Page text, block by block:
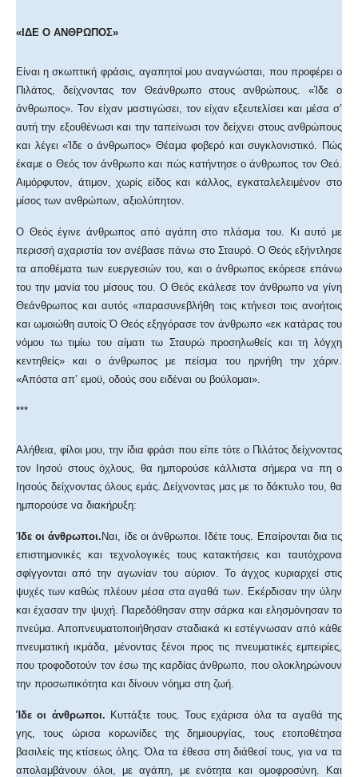
«ΙΔΕ Ο ΑΝΘΡΩΠΟΣ»
Είναι η σκωπτική φράσις, αγαπητοί μου αναγνώσται, που προφέρει ο
Πιλάτος, δείχνοντας τον Θεάνθρωπο στους ανθρώπους. «Ίδε ο
άνθρωπος». Τον είχαν μαστιγώσει, τον είχαν εξευτελίσει και μέσα σ’
αυτή την εξουθένωσι και την ταπείνωσι τον δείχνει στους ανθρώπους
και λέγει «Ίδε ο άνθρωπος» Θέαμα φοβερό και συγκλονιστικό. Πώς
έκαμε ο Θεός τον άνθρωπο και πώς κατήντησε ο άνθρωπος τον Θεό.
Αιμόρφυτον, άτιμον, χωρίς είδος και κάλλος, εγκαταλελειμένον στο
μίσος των ανθρώπων, αξιολύπητον.
Ο Θεός έγινε άνθρωπος από αγάπη στο πλάσμα του. Κι αυτό με
περισσή αχαριστία τον ανέβασε πάνω στο Σταυρό. Ο Θεός εξήντλησε
τα αποθέματα των ευεργεσιών του, και ο άνθρωπος εκόρεσε επάνω
του την μανία του μίσους του. Ο Θεός εκάλεσε τον άνθρωπο να γίνη
Θεάνθρωπος και αυτός «παρασυνεβλήθη τοις κτήνεσι τοις ανοήτοις
και ωμοιώθη αυτοίς Ό Θεός εξηγόρασε τον άνθρωπο «εκ κατάρας του
νόμου τω τιμίω του αίματι τω Σταυρώ προσηλωθείς και τη λόγχη
κεντηθείς» και ο άνθρωπος με πείσμα του ηρνήθη την χάριν.
«Απόστα απ’ εμοϋ, οδούς σου ειδέναι ου βούλομαι».
***
Αλήθεια, φίλοι μου, την ίδια φράσι που είπε τότε ο Πιλάτος δείχνοντας
τον Ιησού στους όχλους, θα ημπορούσε κάλλιστα σήμερα να πη ο
Ιησούς δείχνοντας όλους εμάς. Δείχνοντας μας με το δάκτυλο του, θα
ημπορούσε να διακήρυξη:
Ίδε οι άνθρωποι. Ναι, ίδε οι άνθρωποι. Ιδέτε τους. Επαίρονται δια τις
επιστημονικές και τεχνολογικές τους κατακτήσεις και ταυτόχρονα
σφίγγονται από την αγωνίαν του αύριον. Το άγχος κυριαρχεί στις
ψυχές των καθώς πλέουν μέσα στα αγαθά των. Εκέρδισαν την ύλην
και έχασαν την ψυχή. Παρεδόθησαν στην σάρκα και ελησμόνησαν το
πνεύμα. Αποπνευματοποιήθησαν σταδιακά κι εστέγνωσαν από κάθε
πνευματική ικμάδα, μένοντας ξένοι προς τις πνευματικές εμπειρίες,
που τροφοδοτούν τον έσω της καρδίας άνθρωπο, που ολοκληρώνουν
την προσωπικότητα και δίνουν νόημα στη ζωή.
Ίδε οι άνθρωποι. Κυττάξτε τους. Τους εχάρισα όλα τα αγαθά της
γης, τους ώρισα κορωνίδες της δημιουργίας, τους ετοποθέτησα
βασιλείς της κτίσεως όλης. Όλα τα έθεσα στη διάθεσί τους, για να τα
απολαμβάνουν όλοι, με αγάπη, με ενότητα και ομοφροσύνη. Και